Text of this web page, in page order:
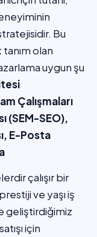
Bu
olan
uygun şu
Çalışmaları
(SEM-SEO),
E-Posta
çalışır bir
ve yaşı iş
geliştirdiğimiz
için